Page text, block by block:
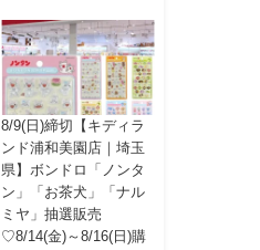
8/9(日)締切【キディラ
ンド浦和美園店｜埼玉
県】ボンドロ「ノンタ
ン」「お茶犬」「ナル
ミヤ」抽選販売
♡8/14(金)～8/16(日)購